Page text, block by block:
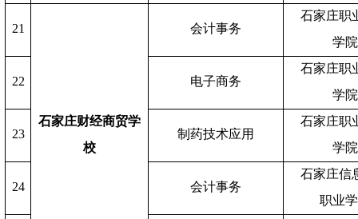
21
石家庄财经商贸学
校
会计事务
石家庄职
学院
22 电子商务
石家庄职
学院
23 制药技术应用
石家庄职
学院
24 会计事务
石家庄信
职业